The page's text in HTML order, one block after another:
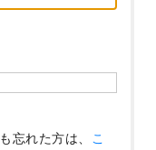
忘れた方は、 こ